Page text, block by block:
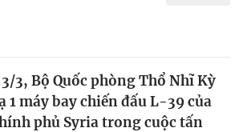
3, Bộ Quốc phòng Thổ Nhĩ Kỳ
1 máy bay chiến đấu L-39 của
phủ Syria trong cuộc tấn